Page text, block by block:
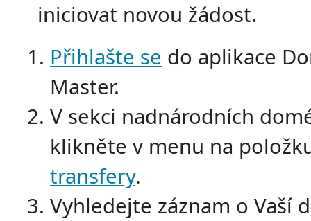
iniciovat novou žádost.
Přihlašte se do aplikace
Master.
V sekci nadnárodních
klikněte v menu na
transfery.
Vyhledejte záznam o Vaší